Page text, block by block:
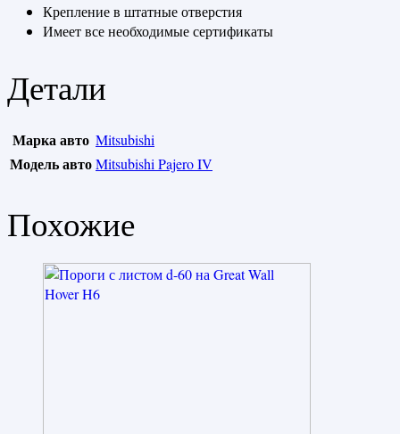
Крепление в штатные отверстия
Имеет все необходимые сертификаты
Детали
Марка авто Mitsubishi
Модель автоMitsubishi Pajero IV
Похожие